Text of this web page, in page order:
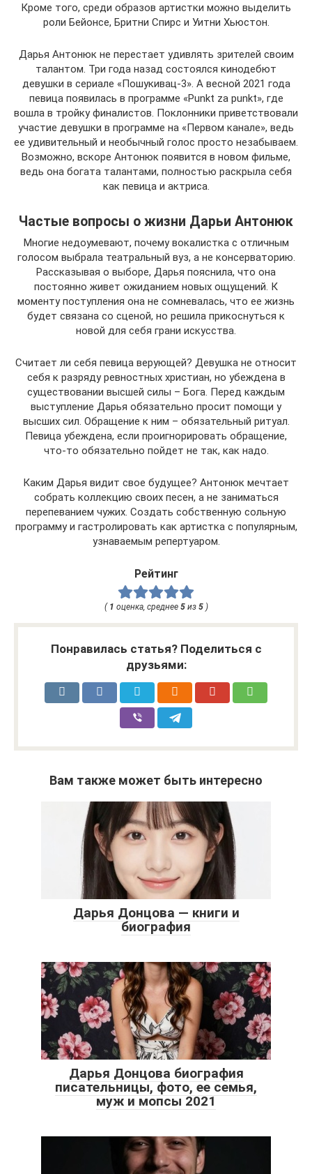
Кроме того, среди образов артистки можно выделить
роли Бейонсе, Бритни Спирс и Уитни Хьюстон.
Дарья Антонюк не перестает удивлять зрителей своим
талантом. Три года назад состоялся кинодебют
девушки в сериале «Пошукивац-3». А весной 2021 года
певица появилась в программе «Punkt za punkt», где
вошла в тройку финалистов. Поклонники приветствовали
участие девушки в программе на «Первом канале», ведь
ее удивительный и необычный голос просто незабываем.
Возможно, вскоре Антонюк появится в новом фильме,
ведь она богата талантами, полностью раскрыла себя
как певица и актриса.
Частые вопросы о жизни Дарьи Антонюк
Многие недоумевают, почему вокалистка с отличным
голосом выбрала театральный вуз, а не консерваторию.
Рассказывая о выборе, Дарья пояснила, что она
постоянно живет ожиданием новых ощущений. К
моменту поступления она не сомневалась, что ее жизнь
будет связана со сценой, но решила прикоснуться к
новой для себя грани искусства.
Считает ли себя певица верующей? Девушка не относит
себя к разряду ревностных христиан, но убеждена в
существовании высшей силы – Бога. Перед каждым
выступление Дарья обязательно просит помощи у
высших сил. Обращение к ним – обязательный ритуал.
Певица убеждена, если проигнорировать обращение,
что-то обязательно пойдет не так, как надо.
Каким Дарья видит свое будущее? Антонюк мечтает
собрать коллекцию своих песен, а не заниматься
перепеванием чужих. Создать собственную сольную
программу и гастролировать как артистка с популярным,
узнаваемым репертуаром.
Рейтинг
( 1 оценка, среднее 5из 5)
Понравилась статья? Поделиться с
друзьями:
Вам также может быть интересно
Дарья Донцова — книги и
биография
Дарья Донцова биография
писательницы, фото, ее семья,
муж и мопсы 2021